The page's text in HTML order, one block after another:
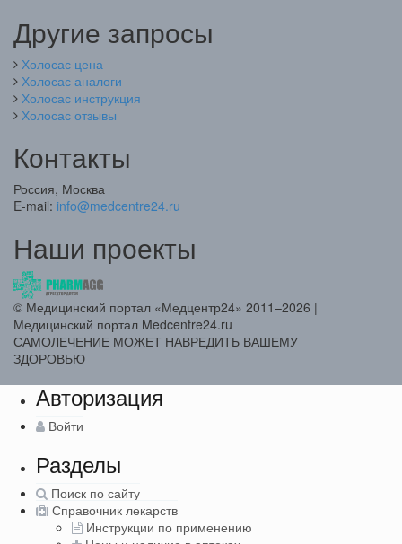
Другие запросы
Холосас цена
Холосас аналоги
Холосас инструкция
Холосас отзывы
Контакты
Россия, Москва
E-mail: info@medcentre24.ru
Наши проекты
© Медицинский портал «Медцентр24» 2011–2026 |
Медицинский портал Medcentre24.ru
САМОЛЕЧЕНИЕ МОЖЕТ НАВРЕДИТЬ ВАШЕМУ
ЗДОРОВЬЮ
Авторизация
Войти
Разделы
Поиск по сайту
Справочник лекарств
Инструкции по применению